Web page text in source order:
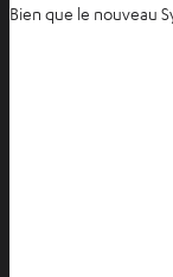
Bien que le nouveau